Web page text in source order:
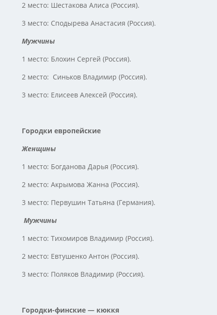
2 место: Шестакова Алиса (Россия).
3 место: Сподырева Анастасия (Россия).
Мужчины
1 место: Блохин Сергей (Россия).
2 место: Синьков Владимир (Россия).
3 место: Елисеев Алексей (Россия).
Городки европейские
Женщины
1 место: Богданова Дарья (Россия).
2 место: Акрымова Жанна (Россия).
3 место: Первушин Татьяна (Германия).
Мужчины
1 место: Тихомиров Владимир (Россия).
2 место: Евтушенко Антон (Россия).
3 место: Поляков Владимир (Россия).
Городки-финские — кюккя